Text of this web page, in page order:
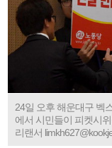
24일 오후 해운대구 벡
에서 시민들이 피켓시
리랜서